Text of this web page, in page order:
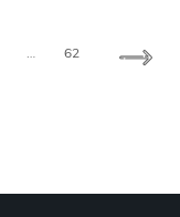
… 62